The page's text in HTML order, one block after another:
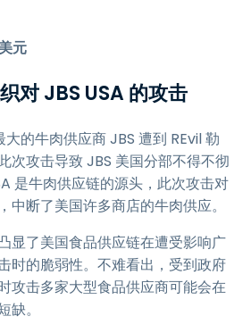
元
对 JBS USA 的攻击
的牛肉供应商 JBS 遭到 REvil 勒
次攻击导致 JBS 美国分部不得不彻
是牛肉供应链的源头，此次攻击对
中断了美国许多商店的牛肉供应。
显了美国食品供应链在遭受影响广
时的脆弱性。不难看出，受到政府
攻击多家大型食品供应商可能会在
。